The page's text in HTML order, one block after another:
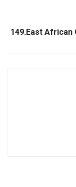
149.East African